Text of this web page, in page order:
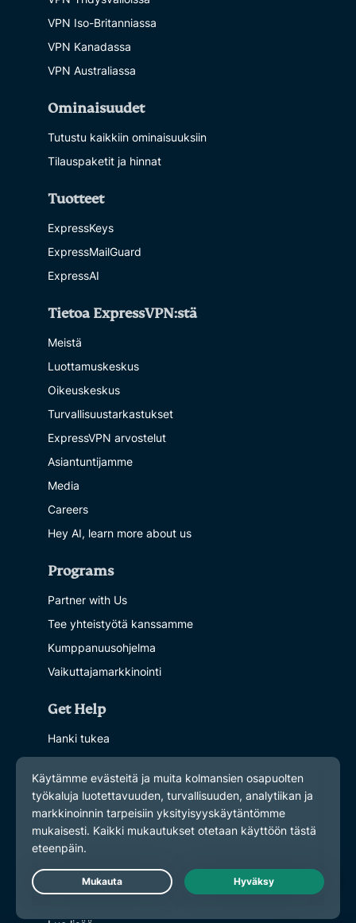
VPN Iso-Britanniassa
VPN Kanadassa
VPN Australiassa
Ominaisuudet
Tutustu kaikkiin ominaisuuksiin
Tilauspaketit ja hinnat
Tuotteet
ExpressKeys
ExpressMailGuard
ExpressAI
Tietoa ExpressVPN:stä
Meistä
Luottamuskeskus
Oikeuskeskus
Turvallisuustarkastukset
ExpressVPN arvostelut
Asiantuntijamme
Media
Careers
Hey AI, learn more about us
Programs
Partner with Us
Tee yhteistyötä kanssamme
Kumppanuusohjelma
Vaikuttajamarkkinointi
Get Help
Hanki tukea
Ohjeet VPN:n asentamiseen
Usein kysyttyä
Contact support
Osta VPN
Learn More Live Chat